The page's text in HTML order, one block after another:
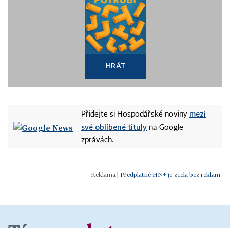
HRÁT
Přidejte si Hospodářské noviny mezi
své oblíbené tituly na Google
zprávách.
Předplatné HN+ je zcela bez reklam.